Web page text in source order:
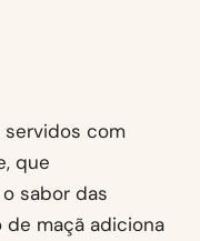
com
que
sabor das
de maçã adiciona